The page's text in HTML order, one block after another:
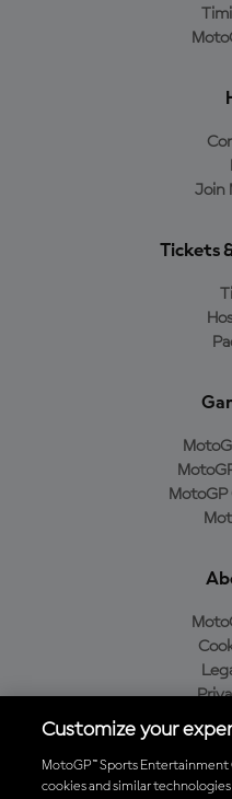
Join
Tickets
Customize your
MotoGP™ Sports Entertainment
cookies and similar